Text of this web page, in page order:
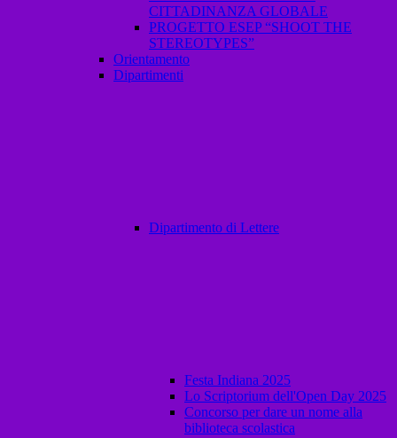
CITTADINANZA GLOBALE
PROGETTO ESEP “SHOOT THE
STEREOTYPES”
Orientamento
Dipartimenti
Dipartimento di Lettere
Festa Indiana 2025
Lo Scriptorium dell'Open Day 2025
Concorso per dare un nome alla
biblioteca scolastica